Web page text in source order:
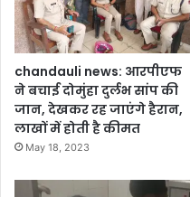
र
श
व
रो
क
ने
का
आ
प
chandauli news: आरपीएफ
ने बचाई दोमुंहा दुर्लभ सांप की
जान, देखकर रह जाएंगे हैरान,
लाखों में होती है कीमत
May 18, 2023